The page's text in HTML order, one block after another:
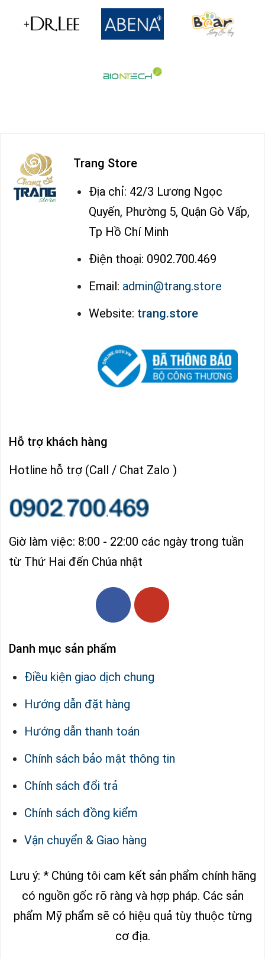
Trang Store
Địa chỉ: 42/3 Lương Ngọc
Quyến, Phường 5, Quận Gò Vấp,
Tp Hồ Chí Minh
Điện thoại: 0902.700.469
Email: admin@trang.store
Website: trang.store
Hỗ trợ khách hàng
Hotline hỗ trợ (Call / Chat Zalo )
Giờ làm việc: 8:00 - 22:00 các ngày trong tuần
từ Thứ Hai đến Chúa nhật
Danh mục sản phẩm
Điều kiện giao dịch chung
Hướng dẫn đặt hàng
Hướng dẫn thanh toán
Chính sách bảo mật thông tin
Chính sách đổi trả
Chính sách đồng kiểm
Vận chuyển & Giao hàng
Lưu ý: * Chúng tôi cam kết sản phẩm chính hãng
có nguồn gốc rõ ràng và hợp pháp. Các sản
phẩm Mỹ phẩm sẽ có hiệu quả tùy thuộc từng
cơ địa.